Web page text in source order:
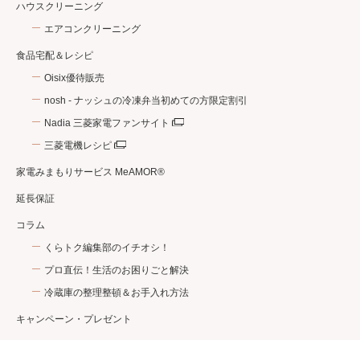
ハウスクリーニング
エアコンクリーニング
食品宅配＆レシピ
Oisix優待販売
nosh - ナッシュの冷凍弁当初めての方限定割引
Nadia 三菱家電ファンサイト
三菱電機レシピ
家電みまもりサービス MeAMOR®
延長保証
コラム
くらトク編集部のイチオシ！
プロ直伝！生活のお困りごと解決
冷蔵庫の整理整頓＆お手入れ方法
キャンペーン・プレゼント